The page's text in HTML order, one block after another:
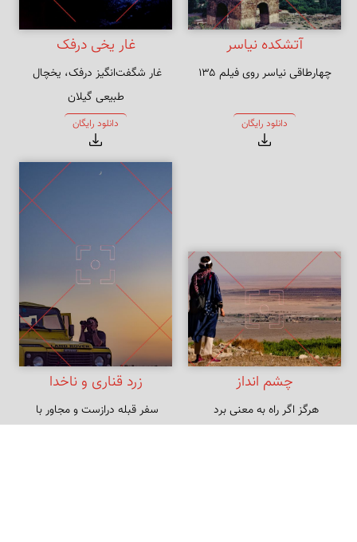
آتشکده نیاسر
چهارطاقی نیاسر روی فیلم ۱۳۵
دانلود رایگان
غار یخی درفک
غار شگفت‌انگیز درفک، یخچال
طبیعی گیلان
دانلود رایگان
چشم انداز زرد قناری و ناخدا
سفر قبله درازست و مجاور با